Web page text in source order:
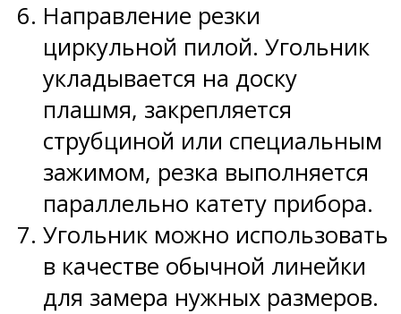
Направление резки
циркульной пилой. Угольник
укладывается на доску
плашмя, закрепляется
струбциной или специальным
зажимом, резка выполняется
параллельно катету прибора.
Угольник можно использовать
в качестве обычной линейки
для замера нужных размеров.